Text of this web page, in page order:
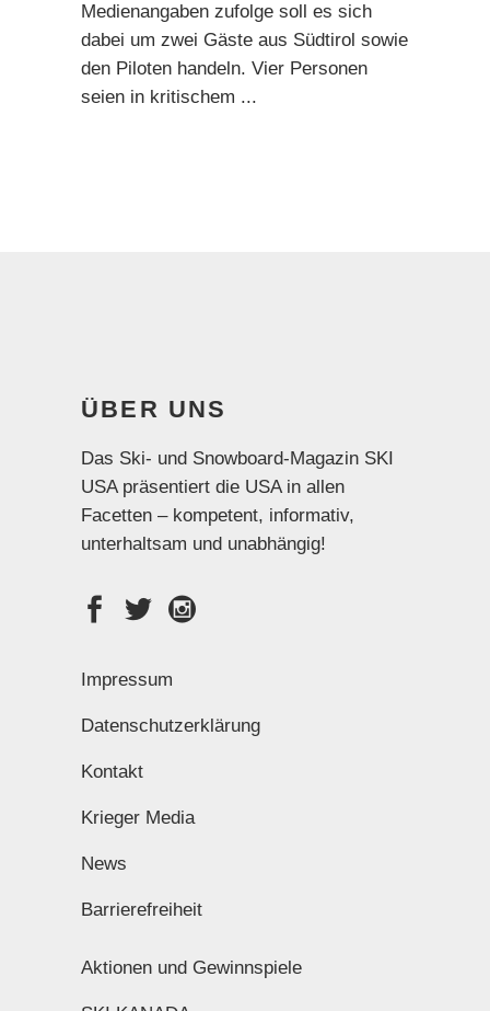
Medienangaben zufolge soll es sich
dabei um zwei Gäste aus Südtirol sowie
den Piloten handeln. Vier Personen
seien in kritischem
ÜBER UNS
Das Ski- und Snowboard-Magazin SKI
USA präsentiert die USA in allen
Facetten – kompetent, informativ,
unterhaltsam und unabhängig!
Impressum
Datenschutzerklärung
Kontakt
Krieger Media
News
Barrierefreiheit
Aktionen und Gewinnspiele